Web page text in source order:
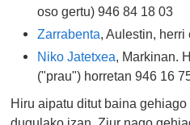
oso gertu) 946 84 18 03
Zarrabenta, Aulestin,
Niko Jatetxea, Markinan.
("prau") horretan 946 16
Hiru aipatu ditut baina